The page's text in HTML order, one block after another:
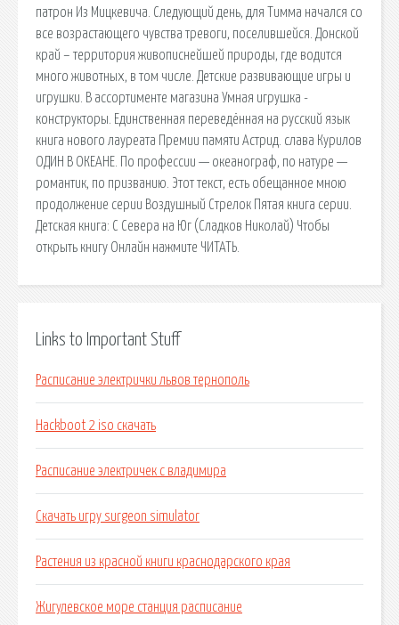
патрон Из Мицкевича. Следующий день, для Тимма начался со
все возрастающего чувства тревоги, поселившейся. Донской
край – территория живописнейшей природы, где водится
много животных, в том числе. Детские развивающие игры и
игрушки. В ассортименте магазина Умная игрушка -
конструкторы. Единственная переведённая на русский язык
книга нового лауреата Премии памяти Астрид. cлава Курилов
ОДИН В ОКЕАНЕ. По профессии — океанограф, по натуре —
романтик, по призванию. Этот текст, есть обещанное мною
продолжение серии Воздушный Стрелок Пятая книга серии.
Детская книга: С Севера на Юг (Сладков Николай) Чтобы
открыть книгу Онлайн нажмите ЧИТАТЬ.
Links to Important Stuff
Расписание электрички львов тернополь
Hackboot 2 iso скачать
Расписание электричек с владимира
Скачать игру surgeon simulator
Растения из красной книги краснодарского края
Жигулевское море станция расписание